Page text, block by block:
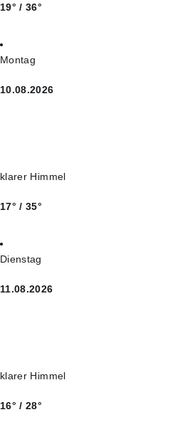
19° / 36°
Montag
10.08.2026
klarer Himmel
17° / 35°
Dienstag
11.08.2026
klarer Himmel
16° / 28°